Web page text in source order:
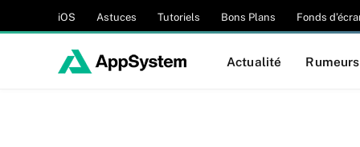
iOS Astuces Tutoriels Bons Plans Fonds
Actualité Rumeurs